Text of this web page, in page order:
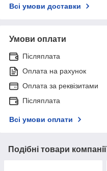
Всі умови доставки
Умови оплати
Післяплата
Оплата на рахунок
Оплата за реквізитами
Післяплата
Всі умови оплати
Подібні товари компанії